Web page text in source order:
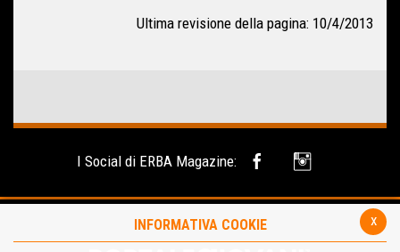
Ultima revisione della pagina: 10/4/2013
I Social di ERBA Magazine:
x
INFORMATIVA COOKIE